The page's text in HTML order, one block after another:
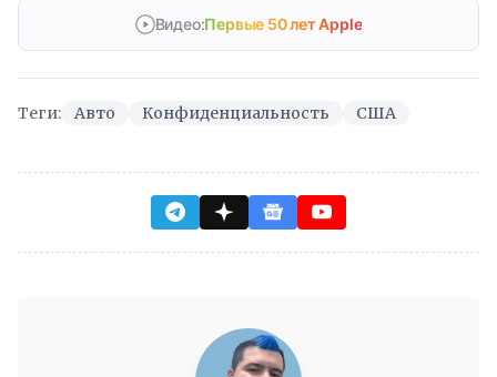
Видео:Первые 50 лет Apple
Теги: Авто Конфиденциальность США